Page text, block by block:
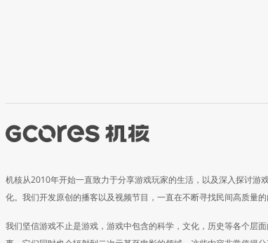
机核从2010年开始一直致力于分享游戏玩家的生活，以及深入探讨游
化。我们开发原创的播客以及视频节目，一直在不断寻找民间高质量的
我们坚信游戏不止是游戏，游戏中包含的科学，文化，历史等各个层